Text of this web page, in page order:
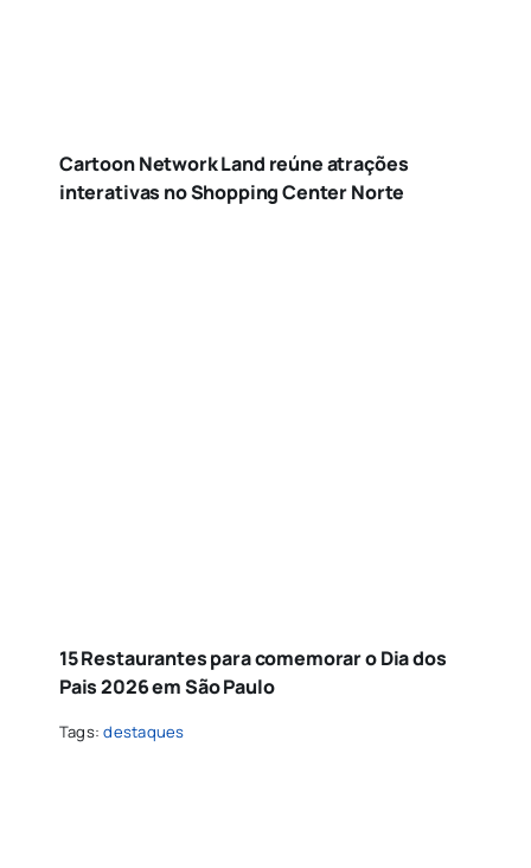
Cartoon Network Land reúne atrações
interativas no Shopping Center Norte
15 Restaurantes para comemorar o Dia dos
Pais 2026 em São Paulo
Tags:destaques